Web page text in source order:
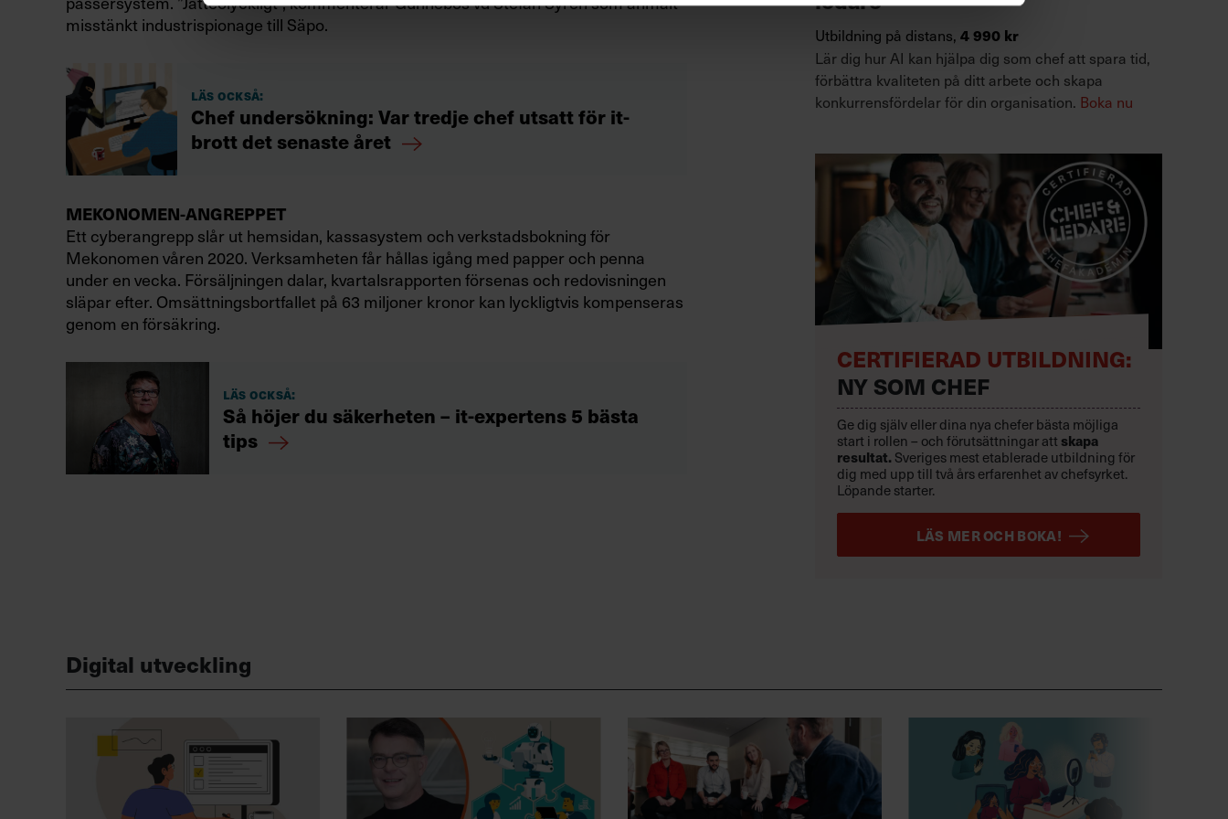
misstänkt industrispionage till Säpo.
Läs också:
Chef undersökning: Var tredje chef utsatt för it-
brott det senaste året
MEKONOMEN-ANGREPPET
Ett cyberangrepp slår ut hemsidan, kassasystem och verkstadsbokning för
Mekonomen våren 2020. Verksamheten får hållas igång med papper och penna
under en vecka. Försäljningen dalar, kvartalsrapporten försenas och redovisningen
släpar efter. Omsättningsbortfallet på 63 miljoner kronor kan lyckligtvis kompenseras
genom en försäkring.
Läs också:
Så höjer du säkerheten – it-expertens 5 bästa
tips
Utbildning på distans, 4 990 kr
Lär dig hur AI kan hjälpa dig som chef att spara tid,
förbättra kvaliteten på ditt arbete och skapa
konkurrensfördelar för din organisation. Boka nu
CERTIFIERAD UTBILDNING:
NY SOM CHEF
Ge dig själv eller dina nya chefer bästa möjliga
start i rollen – och förutsättningar att skapa
resultat. Sveriges mest etablerade utbildning för
dig med upp till två års erfarenhet av chefsyrket.
Löpande starter.
LÄS MER OCH BOKA!
Digital utveckling